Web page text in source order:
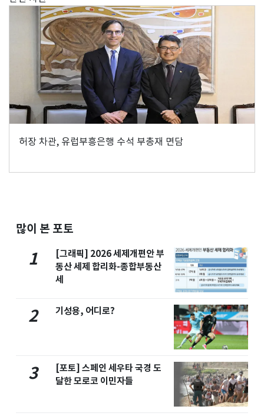
허장 차관, 유럽부흥은행 수석 부총재 면담
많이 본 포토
1
[그래픽] 2026 세제개편안 부
동산 세제 합리화-종합부동산
세
2 기성용, 어디로?
3
[포토] 스페인 세우타 국경 도
달한 모로코 이민자들